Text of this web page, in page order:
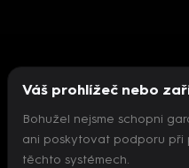
Nepodařilo se
Váš prohlížeč nebo
Bohužel nejsme schopni
ani poskytovat podporu při
těchto systémech.